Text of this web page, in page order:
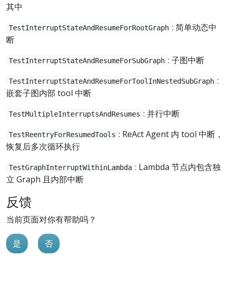
其中
TestInterruptStateAndResumeForRootGraph : 简单动态中
断
TestInterruptStateAndResumeForSubGraph : 子图中断
TestInterruptStateAndResumeForToolInNestedSubGraph :
嵌套子图内部 tool 中断
TestMultipleInterruptsAndResumes : 并行中断
TestReentryForResumedTools : ReAct Agent 内 tool 中断，
恢复后多次循环执行
TestGraphInterruptWithinLambda : Lambda 节点内包含独
立 Graph 且内部中断
反馈
当前页面对你有帮助吗？
是 否